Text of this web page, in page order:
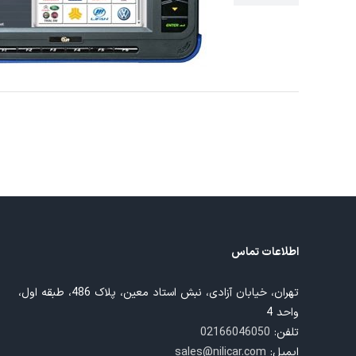
اطلاعات تماس
تهران، خیابان آزادی، نبش استاد معین، پلاک 486، طبقه اول،
واحد 4
تلفن: 02166046050
ایمیل: sales@nilicar.com